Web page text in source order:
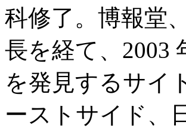
科修了。博報堂
長を経て、2003
を発見するサイ
ーストサイド、